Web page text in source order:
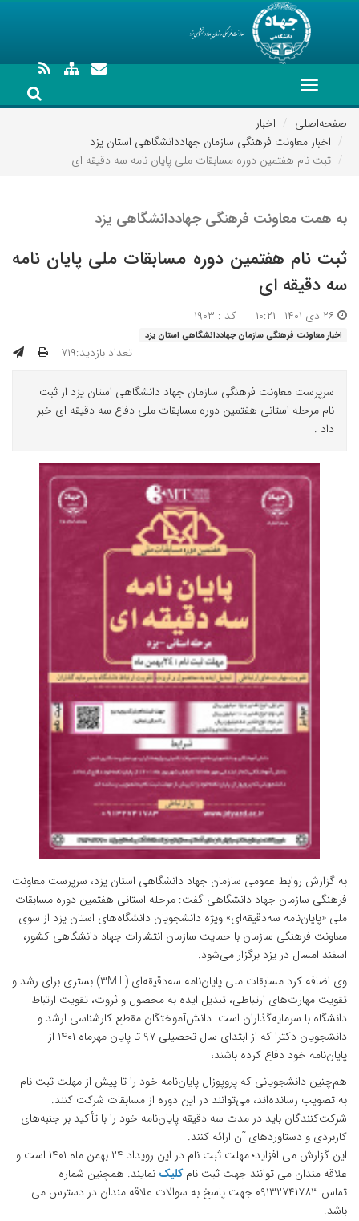
Toggle
navigation
صفحه‌اصلی
اخبار
اخبار معاونت فرهنگی سازمان جهاددانشگاهی استان یزد
ثبت نام هفتمین دوره مسابقات ملی پایان نامه سه دقیقه ای
به همت معاونت فرهنگی جهاددانشگاهی یزد
ثبت نام هفتمین دوره مسابقات ملی پایان نامه
سه دقیقه ای
کد : ۱۹۰۳
اخبار معاونت فرهنگی سازمان جهاددانشگاهی استان یزد
تعداد بازدید:۷۱۹
‌سرپرست معاونت فرهنگی سازمان جهاد دانشگاهی استان یزد از ثبت
نام مرحله استانی هفتمین دوره مسابقات ملی دفاع سه دقیقه ای خبر
داد .
به گزارش روابط عمومی سازمان جهاد دانشگاهی استان یزد، سرپرست معاونت
فرهنگی سازمان جهاد دانشگاهی گفت: مرحله استانی هفتمین دوره مسابقات
ملی «پایان‌نامه سه‌دقیقه‌ای» ویژه دانشجویان دانشگاه‌های استان یزد از سوی
معاونت فرهنگی سازمان با حمایت سازمان انتشارات جهاد دانشگاهی کشور،
اسفند امسال در یزد برگزار می‌شود.
وی اضافه کرد مسابقات ملی پایان‌نامه سه‌دقیقه‌ای (۳MT) بستری برای رشد و
تقویت مهارت‌های ارتباطی، تبدیل ایده به محصول و ثروت، تقویت ارتباط
دانشگاه با سرمایه‌گذاران است. دانش‌آموختگان مقطع کارشناسی ارشد و
دانشجویان دکترا که از ابتدای سال تحصیلی ۹۷ تا پایان مهرماه
از
پایان‌نامه خود دفاع کرده باشند،
هم‌چنین دانشجویانی که پروپوزال پایان‌نامه خود را تا پیش از مهلت ثبت نام
به تصویب رسانده‌اند، می‌توانند در این دوره از مسابقات شرکت کنند.
شرکت‌کنندگان باید در مدت سه دقیقه پایان‌نامه خود را با تأکید بر جنبه‌های
کاربردی و دستاوردهای آن ارائه کنند.
این گزارش می افزاید؛ مهلت ثبت نام در این رویداد ۲۴ بهمن ماه
است و
علاقه مندان می توانند جهت ثبت نامکلیک نمایند. همچنین شماره
تماس
جهت پاسخ به سوالات علاقه مندان در دسترس می
باشد.